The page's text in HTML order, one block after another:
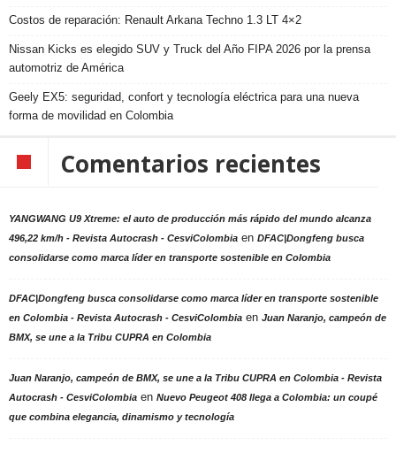
Costos de reparación: Renault Arkana Techno 1.3 LT 4×2
Nissan Kicks es elegido SUV y Truck del Año FIPA 2026 por la prensa
automotriz de América
Geely EX5: seguridad, confort y tecnología eléctrica para una nueva
forma de movilidad en Colombia
Comentarios recientes
YANGWANG U9 Xtreme: el auto de producción más rápido del mundo alcanza
496,22 km/h - Revista Autocrash - CesviColombia en DFAC|Dongfeng busca
consolidarse como marca líder en transporte sostenible en Colombia
DFAC|Dongfeng busca consolidarse como marca líder en transporte sostenible
en Colombia - Revista Autocrash - CesviColombia en Juan Naranjo, campeón de
BMX, se une a la Tribu CUPRA en Colombia
Juan Naranjo, campeón de BMX, se une a la Tribu CUPRA en Colombia - Revista
Autocrash - CesviColombia en Nuevo Peugeot 408 llega a Colombia: un coupé
que combina elegancia, dinamismo y tecnología